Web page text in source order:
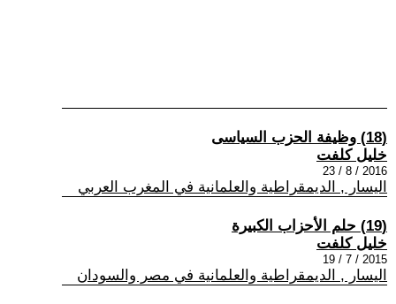
(18) وظيفة الحزب السياسى
خليل كلفت
2016 / 8 / 23
اليسار , الديمقراطية والعلمانية في المغرب العربي
(19) حلم الأحزاب الكبيرة
خليل كلفت
2015 / 7 / 19
اليسار , الديمقراطية والعلمانية في مصر والسودان